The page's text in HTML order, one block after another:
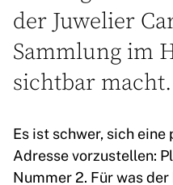
der Juwelier
Sammlung im
sichtbar macht.
Es ist schwer, sich
Adresse vorzustellen:
Nummer 2. Für was